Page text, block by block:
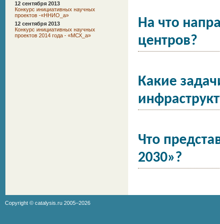
12 сентября 2013
Конкурс инициативных научных
проектов -«ННИО_а»
12 сентября 2013
Конкурс инициативных научных
проектов 2014 года - «МСХ_а»
На что
центров?
Какие
Что
2030»?
Copyright © catalysis.ru 2005–2026